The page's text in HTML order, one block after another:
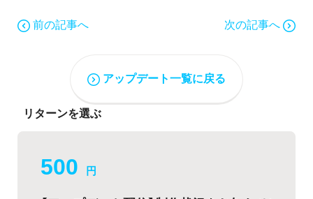
前の記事へ 次の記事へ
アップデート一覧に戻る
リターンを選ぶ
500 円